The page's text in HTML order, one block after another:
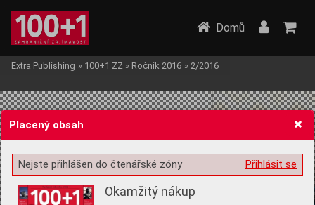
Žádost o souhlas s ukládáním volitelných informací
Domů
Extra Publishing » 100+1 ZZ » Ročník 2016 » 2/2016
Placený obsah
Přihlásit se
Nejste přihlášen do čtenářské zóny
Okamžitý nákup